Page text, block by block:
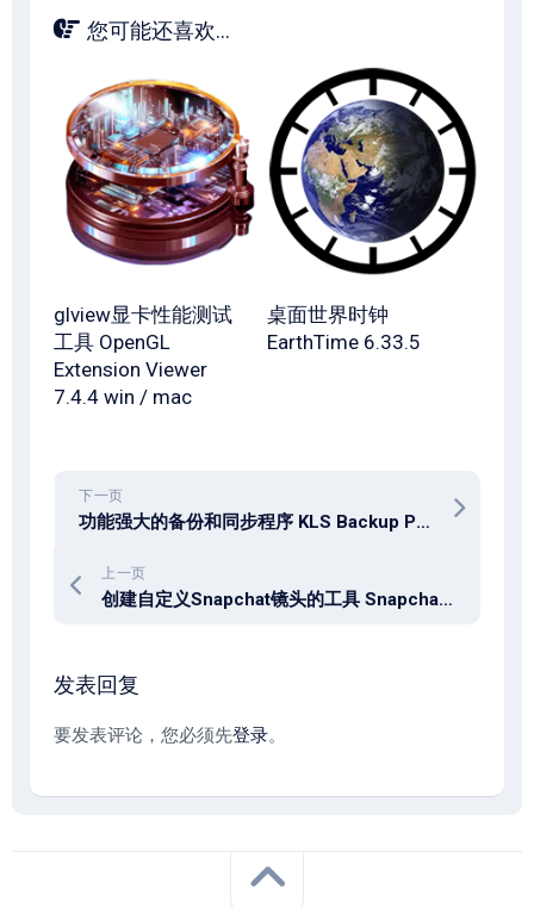
您可能还喜欢...
glview显卡性能测试
工具 OpenGL
Extension Viewer
7.4.4 win / mac
桌面世界时钟
EarthTime 6.33.5
下一页
功能强大的备份和同步程序 KLS Backup Professional 2025 v14.0.3.9
上一页
创建自定义Snapchat镜头的工具 Snapchat Lens Studio 5.22.0
发表回复
要发表评论，您必须先登录。